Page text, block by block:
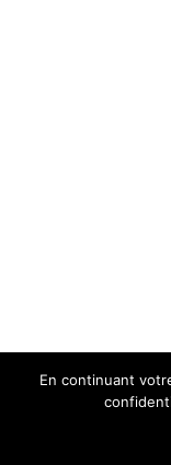
En continuant